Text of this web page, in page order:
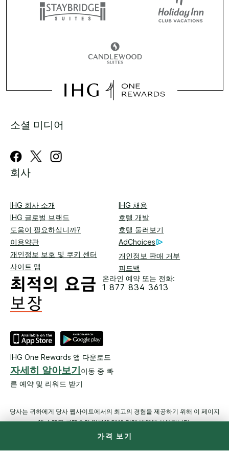
가격 보기
소셜 미디어
회사
IHG 회사 소개
IHG 채용
IHG 글로벌 브랜드
호텔 개발
도움이 필요하십니까?
호텔 둘러보기
이용약관
AdChoices
개인정보 보호 및 쿠키 센터
개인정보 판매 거부
사이트 맵
피드백
온라인 예약 또는 전화:
1 877 834 3613
IHG One Rewards 앱 다운로드
자세히 알아보기 이동 중 빠
른 예약 및 리워드 받기
당사는 귀하에게 당사 웹사이트에서의 최고의 경험을 제공하기 위해 이 페이지
에 소개된 콘텐츠의 일부에 대해 기계 번역을 사용합니다.
© 2026 IHG. All Rights Reserved. 대부분 호텔은 독립적으로 소유